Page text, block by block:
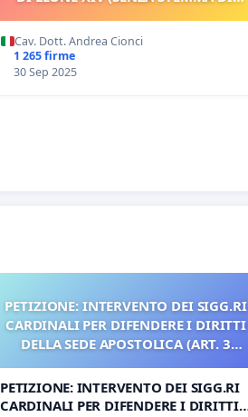
Cav. Dott. Andrea Cionci
1 265 firme
30 Sep 2025
PETIZIONE: INTERVENTO DEI SIGG.RI
CARDINALI PER DIFENDERE I DIRITTI
DELLA SEDE APOSTOLICA (ART. 3
PETIZIONE: INTERVENTO DEI SIGG.RI
CARDINALI PER DIFENDERE I DIRITTI